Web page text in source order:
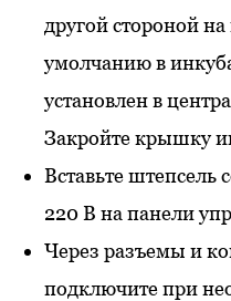
другой стороной
умолчанию в
установлен в
Закройте крышку
Вставьте штепсель
220 В на панели
Через разъемы и
подключите при